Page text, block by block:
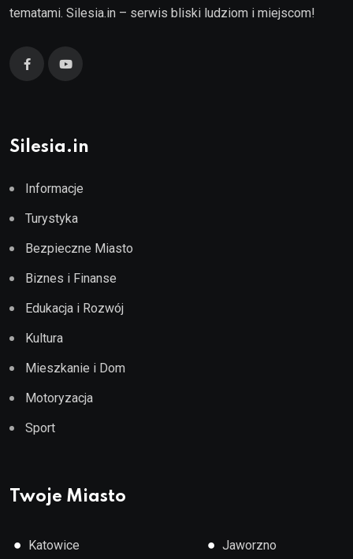
tematami. Silesia.in – serwis bliski ludziom i miejscom!
Silesia.in
Informacje
Turystyka
Bezpieczne Miasto
Biznes i Finanse
Edukacja i Rozwój
Kultura
Mieszkanie i Dom
Motoryzacja
Sport
Twoje Miasto
● Katowice ● Jaworzno